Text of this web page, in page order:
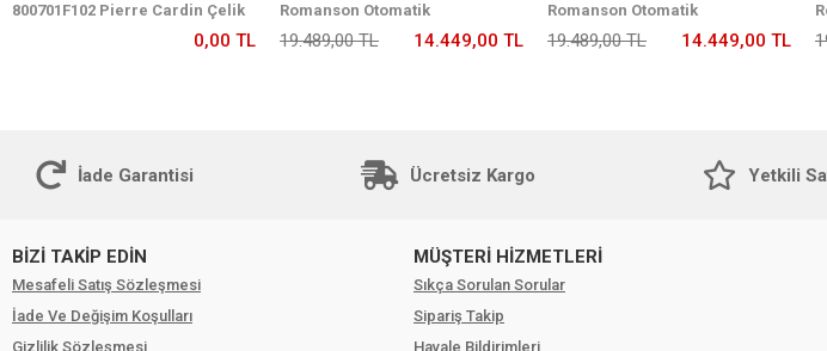
800701F102 Pierre Cardin Çelik
Kordon Erkek Kol Saati 30 Mt Su
0,00 TL
Romanson Otomatik
Mekanizmalı Premium Erkek
Kol Saati 5 ATM Suya Dayanıklı 2
19.489,00 TL 14.449,00 TL
Romanson Otomatik
Mekanizmalı Premium Erkek
Kol Saati 5 ATM Suya Dayanıklı 2
19.489,00 TL 14.449,00 TL
İade Garantisi Ücretsiz Kargo Yetkili
BİZİ TAKİP EDİN
Mesafeli Satış Sözleşmesi
İade Ve Değişim Koşulları
Gizlilik Sözleşmesi
MÜŞTERİ HİZMETLERİ
Sıkça Sorulan Sorular
Sipariş Takip
Havale Bildirimleri